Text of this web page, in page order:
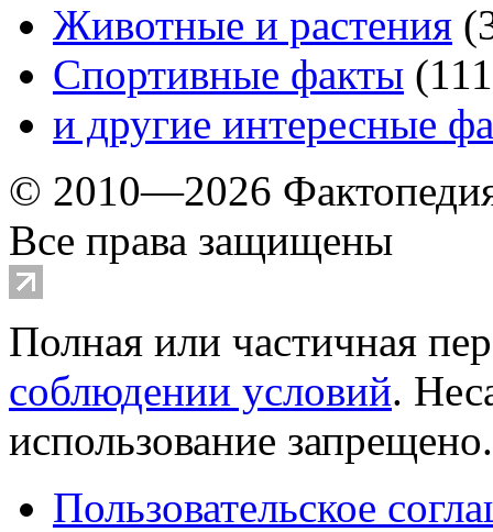
Животные и растения (
Спортивные факты (111
и другие интересные
© 2010—2026
Все права защищены
Полная или частичная
соблюдении условий.
использование
Пользовательское